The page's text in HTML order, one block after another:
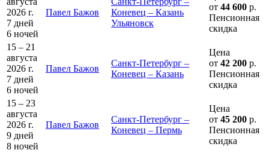
2026 г.
7 дней
6 ночей
Павел Бажов
Коневец – Казань
Ульяновск
от 44 600 р.
Пенсионная
скидка
15 – 21
августа
2026 г.
7 дней
6 ночей
Павел Бажов
Санкт-Петербург –
Коневец – Казань
Цена
от 42 200 р.
Пенсионная
скидка
15 – 23
августа
2026 г.
9 дней
8 ночей
Павел Бажов
Санкт-Петербург –
Коневец – Пермь
Цена
от 45 200 р.
Пенсионная
скидка